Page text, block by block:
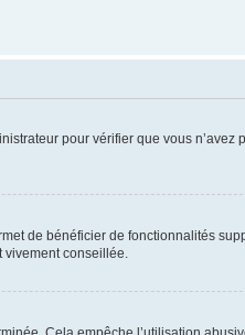
pour vérifier que vous n’avez
de bénéficier de fonctionnalités
vivement conseillée.